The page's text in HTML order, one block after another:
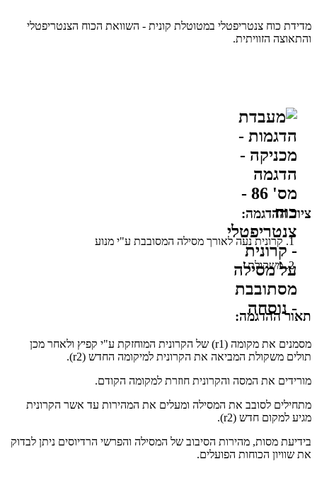
מדידת כוח צנטריפטלי במטוטלת קונית - השוואת הכוח הצנטריפטלי
והתאוצה הזוויתית.
ציוד ההדגמה:
קרונית נעה לאורך מסילה המסובבת ע"י מנוע
משקולת
תאור ההדגמה:​
מסמנים את מקומה (r1) של הקרונית המוחזקת ע"י קפיץ ולאחר מכן
תולים משקולת המביאה את הקרונית למיקומה החדש (r2).
מורידים את המסה והקרונית חוזרת למקומה הקודם.
מתחילים לסובב את המסילה ומעלים את המהירות עד אשר הקרונית
מגיע למקום חדש (r2).
בידיעת מסות, מהירות הסיבוב של המסילה והפרשי הרדיוסים ניתן לבדוק
את שוויון הכוחות הפועלים.